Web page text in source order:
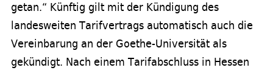
getan.“ Künftig gilt mit der Kündigung des
landesweiten Tarifvertrags automatisch auch die
Vereinbarung an der Goethe-Universität als
gekündigt. Nach einem Tarifabschluss in Hessen